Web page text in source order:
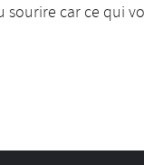
sourire car ce qui